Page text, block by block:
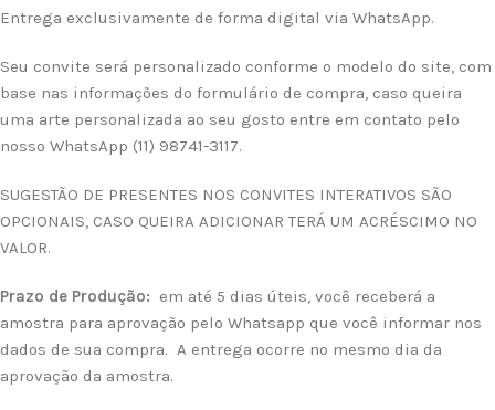
Entrega exclusivamente de forma digital via WhatsApp.
Seu convite será personalizado conforme o modelo do site, com
base nas informações do formulário de compra, caso queira
uma arte personalizada ao seu gosto entre em contato pelo
nosso WhatsApp (11) 98741-3117.
SUGESTÃO DE PRESENTES NOS CONVITES INTERATIVOS SÃO
OPCIONAIS, CASO QUEIRA ADICIONAR TERÁ UM ACRÉSCIMO NO
VALOR.
Prazo de Produção: em até 5 dias úteis, você receberá a
amostra para aprovação pelo Whatsapp que você informar nos
dados de sua compra. A entrega ocorre no mesmo dia da
aprovação da amostra.